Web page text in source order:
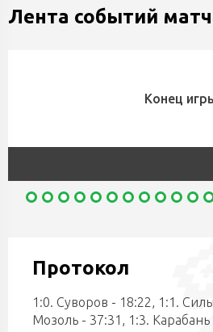
Лента событий
Конец
Протокол
1:0. Суворов - 18:22, 1:1.
Мозоль - 37:31, 1:3. Карабань